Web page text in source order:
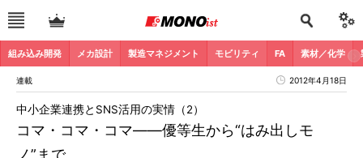
組み込み開発 メカ設計 製造マネジメント モビリティ FA 素材／化学
連載 2012年4月18日
コマ・コマ・コマ――優等生から“はみ出しモ
ノ”まで
中小企業連携とSNS活用の実情（2）